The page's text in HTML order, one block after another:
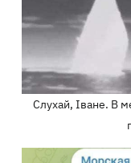
Слухай, Іване. В